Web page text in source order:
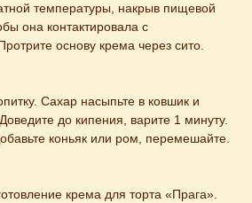
температуры, накрыв пищевой
она контактировала с
основу крема через сито.
Сахар насыпьте в ковшик и
до кипения, варите 1 минуту.
коньяк или ром, перемешайте.
крема для торта «Прага».